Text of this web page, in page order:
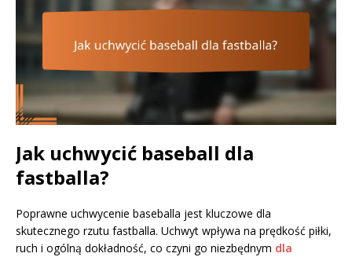
Jak uchwycić baseball dla
fastballa?
Poprawne uchwycenie baseballa jest kluczowe dla
skutecznego rzutu fastballa. Uchwyt wpływa na prędkość piłki,
ruch i ogólną dokładność, co czyni go niezbędnym dla